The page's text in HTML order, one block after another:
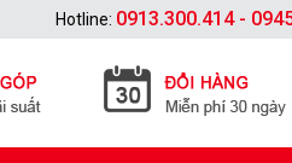
Hotline: 0913.300.414 -